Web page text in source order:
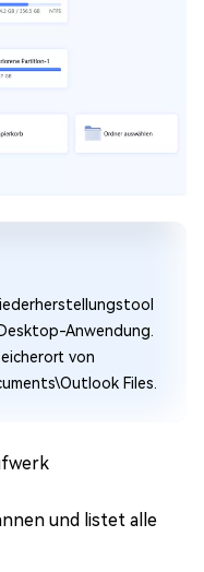
Anwendung.
von
Files.
und listet alle